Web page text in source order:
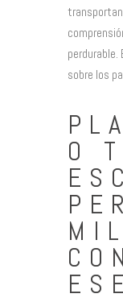
perdurable.
sobre los
O